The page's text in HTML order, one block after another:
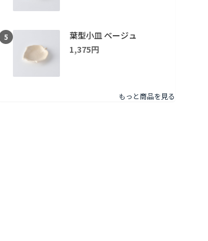
5
葉型小皿 ベージュ
1,375円
もっと商品を見る